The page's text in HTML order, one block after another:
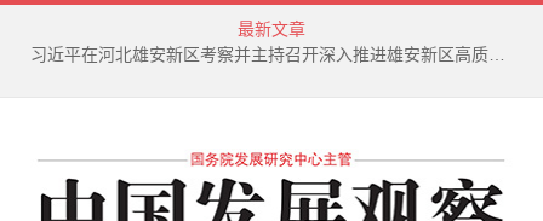
最新文章
习近平在河北雄安新区考察并主持召开深入推进雄安新区高质量建设和发展座谈会